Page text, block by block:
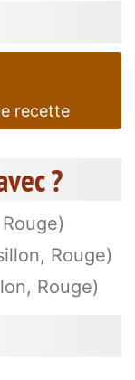
recette
?
Rouge)
Rouge)